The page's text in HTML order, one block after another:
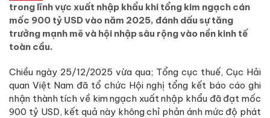
trong lĩnh vực xuất nhập khẩu khi tổng kim ngạch cán
mốc 900 tỷ USD vào năm 2025, đánh dấu sự tăng
trưởng mạnh mẽ và hội nhập sâu rộng vào nền kinh tế
toàn cầu.
Chiều ngày 25/12/2025 vừa qua; Tổng cục thuế, Cục Hải
quan Việt Nam đã tổ chức Hội nghị tổng kết báo cáo ghi
nhận thành tích về kim ngạch xuất nhập khẩu đã đạt mốc
900 tỷ USD, kết quả này không chỉ phản ánh mức độ phát